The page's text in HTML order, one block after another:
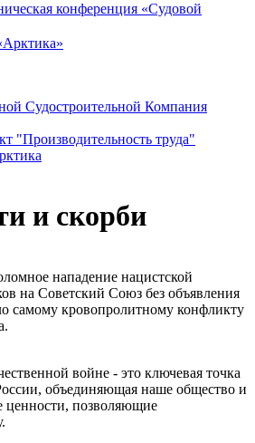
конференция «Судовой
и скорби
нападение нацистской
на Советский Союз без объявления
самому кровопролитному конфликту
войне - это ключевая точка
объединяющая наше общество и
ценности, позволяющие